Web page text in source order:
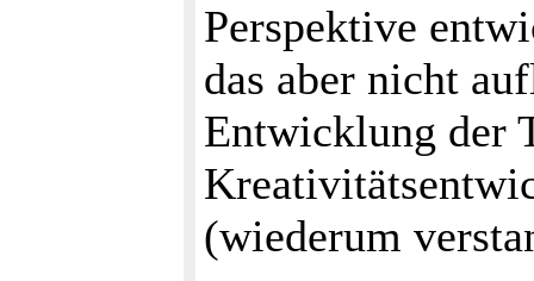
Perspektive
das aber nicht
Entwicklung der
(wiederum